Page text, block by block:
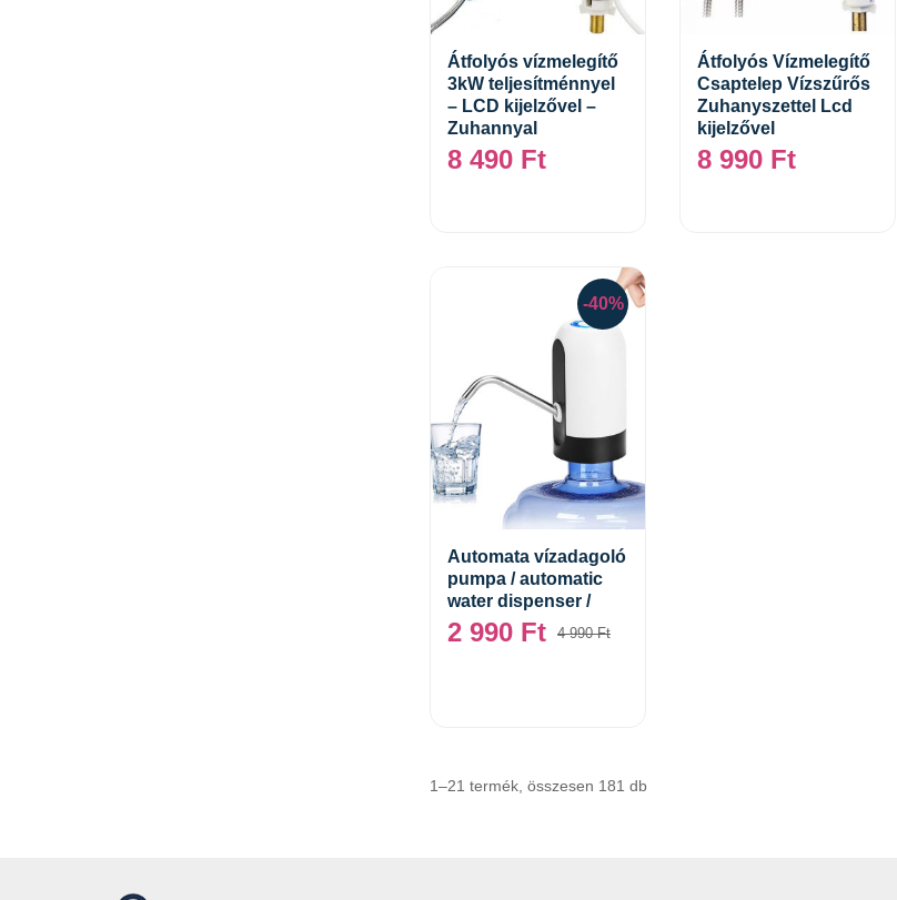
Kosárba teszem
Átfolyós vízmelegítő
3kW teljesítménnyel
– LCD kijelzővel –
Zuhannyal
8 490 Ft
Kosárba teszem
Átfolyós Vízmelegítő
Csaptelep Vízszűrős
Zuhanyszettel Lcd
kijelzővel
8 990 Ft
-40%
Kosárba teszem
Automata vízadagoló
pumpa / automatic
water dispenser /
4 990Ft
2 990 Ft
1–21 termék, összesen 181 db